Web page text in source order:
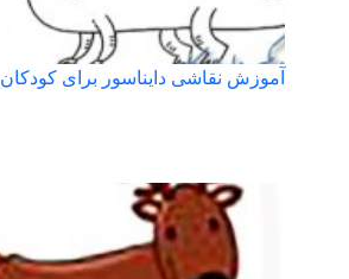
آموزش نقاشی دایناسور برای کودکان